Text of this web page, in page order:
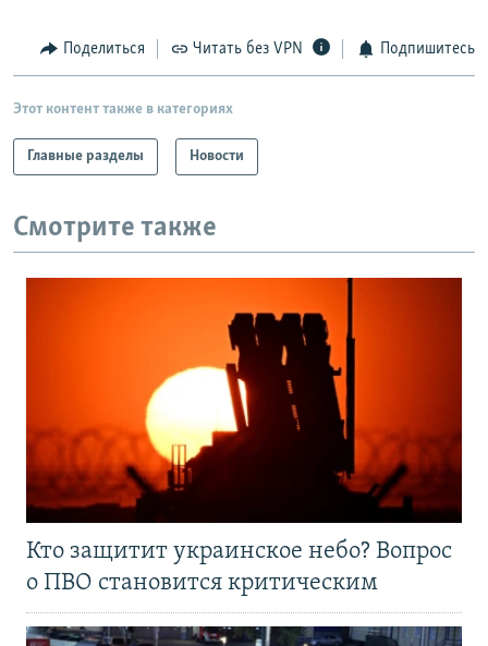
Все сайты РСЕ/РС
Поделиться Читать без VPN Подпишитесь
Этот контент также в категориях
Главные разделы Новости
Смотрите также
Кто защитит украинское небо? Вопрос
о ПВО становится критическим